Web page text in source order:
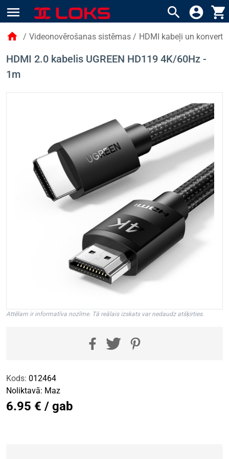
menu search account_circle shopping_cart
home / Videonovērošanas sistēmas / HDMI kabeļi un
HDMI 2.0 kabelis UGREEN HD119 4K/60Hz -
1m
Attēlam ir informatīva nozīme. Tā reālais izskats var nedaudz atšķirties.
Kods: 012464
Noliktavā: Maz
6.95 € / gab